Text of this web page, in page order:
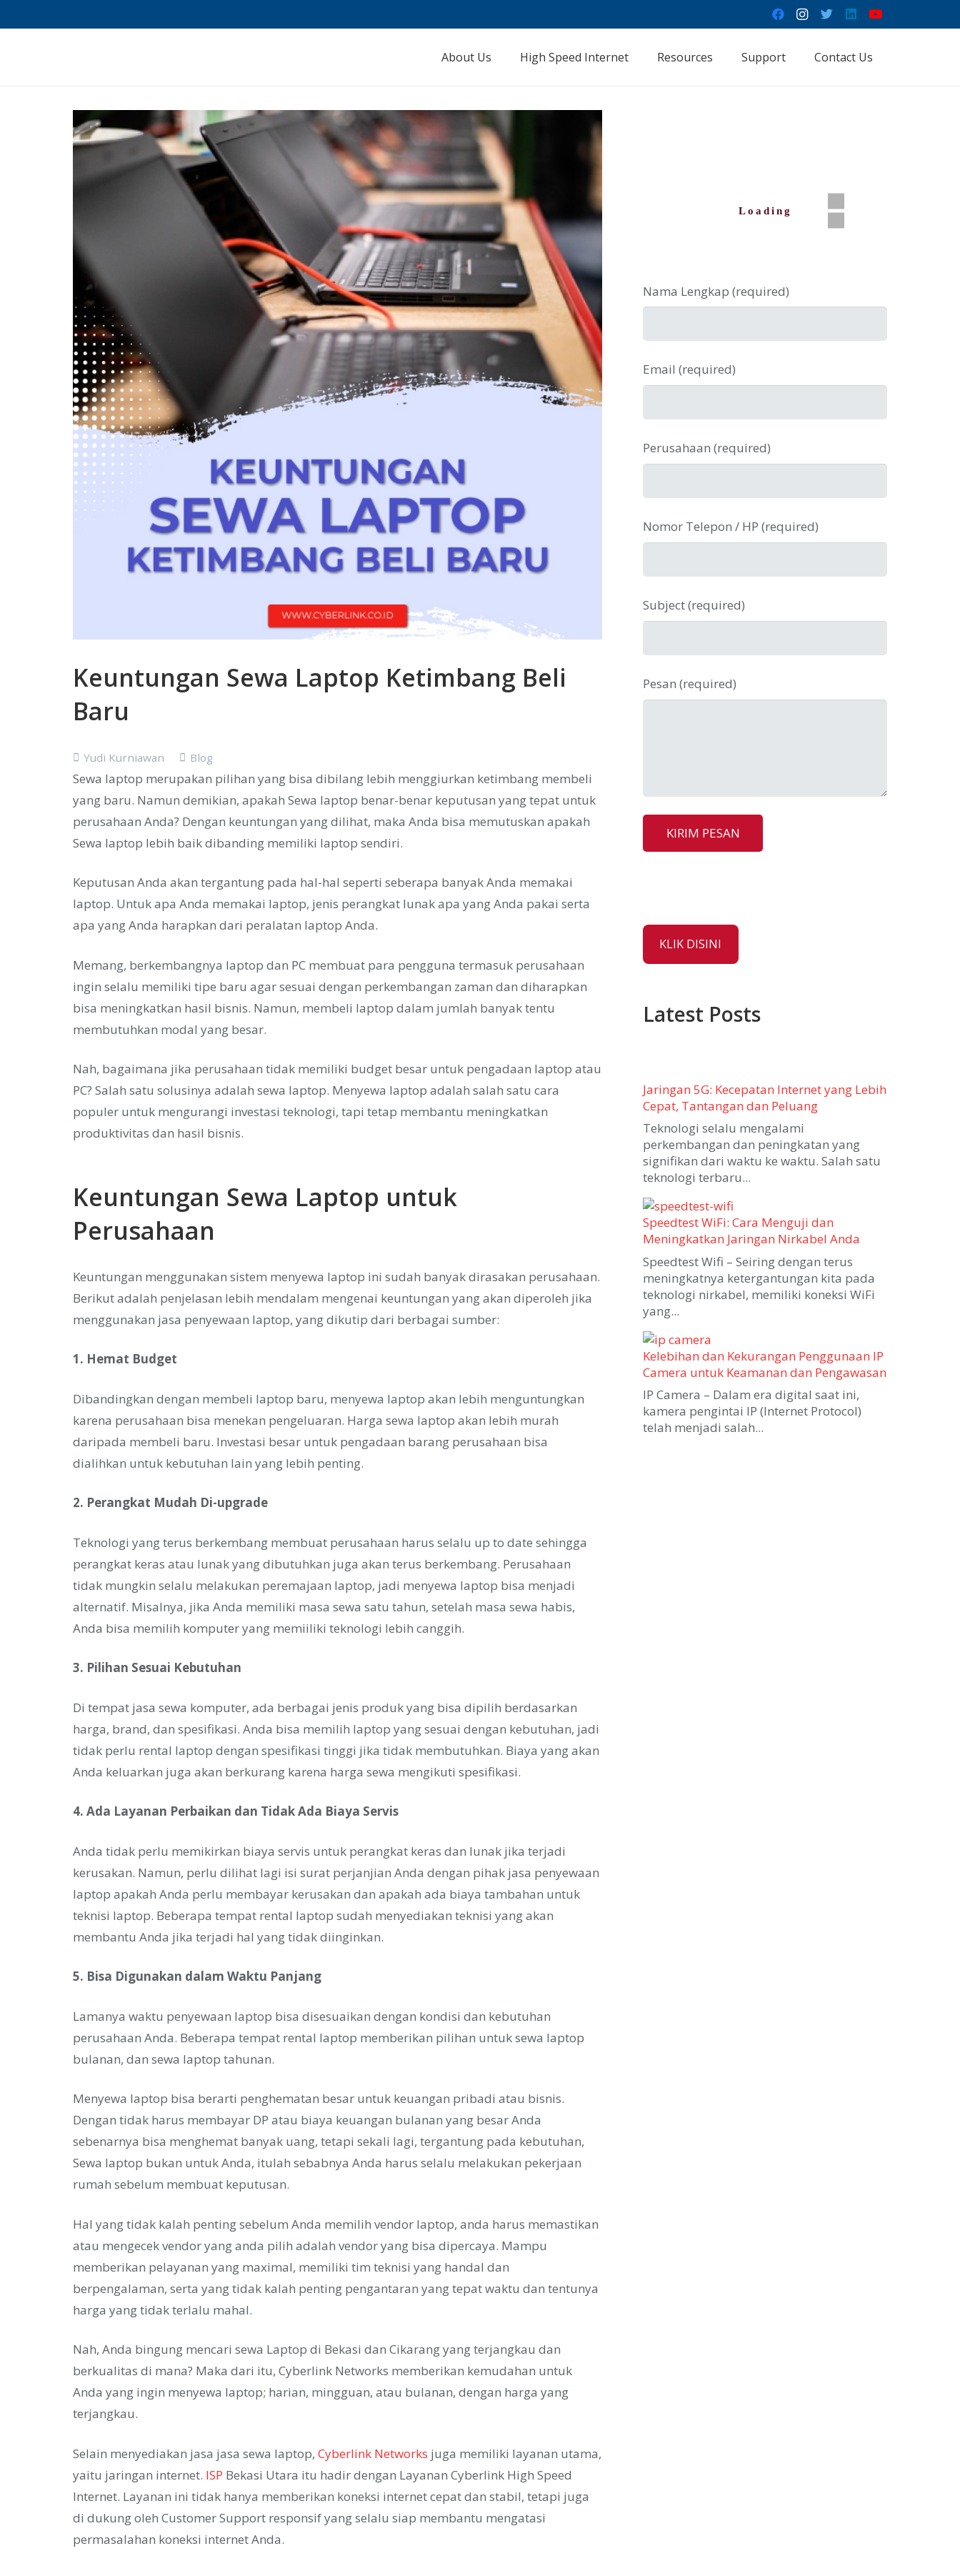
About Us High Speed Internet Resources Support Contact Us
Keuntungan Sewa Laptop Ketimbang Beli
Baru
Yudi Kurniawan Blog
Sewa laptop merupakan pilihan yang bisa dibilang lebih menggiurkan ketimbang membeli
yang baru. Namun demikian, apakah Sewa laptop benar-benar keputusan yang tepat untuk
perusahaan Anda? Dengan keuntungan yang dilihat, maka Anda bisa memutuskan apakah
Sewa laptop lebih baik dibanding memiliki laptop sendiri.
Keputusan Anda akan tergantung pada hal-hal seperti seberapa banyak Anda memakai
laptop. Untuk apa Anda memakai laptop, jenis perangkat lunak apa yang Anda pakai serta
apa yang Anda harapkan dari peralatan laptop Anda.
Memang, berkembangnya laptop dan PC membuat para pengguna termasuk perusahaan
ingin selalu memiliki tipe baru agar sesuai dengan perkembangan zaman dan diharapkan
bisa meningkatkan hasil bisnis. Namun, membeli laptop dalam jumlah banyak tentu
membutuhkan modal yang besar.
Nah, bagaimana jika perusahaan tidak memiliki budget besar untuk pengadaan laptop atau
PC? Salah satu solusinya adalah sewa laptop. Menyewa laptop adalah salah satu cara
populer untuk mengurangi investasi teknologi, tapi tetap membantu meningkatkan
produktivitas dan hasil bisnis.
Keuntungan Sewa Laptop untuk
Perusahaan
Keuntungan menggunakan sistem menyewa laptop ini sudah banyak dirasakan perusahaan.
Berikut adalah penjelasan lebih mendalam mengenai keuntungan yang akan diperoleh jika
menggunakan jasa penyewaan laptop, yang dikutip dari berbagai sumber:
1. Hemat Budget
Dibandingkan dengan membeli laptop baru, menyewa laptop akan lebih menguntungkan
karena perusahaan bisa menekan pengeluaran. Harga sewa laptop akan lebih murah
daripada membeli baru. Investasi besar untuk pengadaan barang perusahaan bisa
dialihkan untuk kebutuhan lain yang lebih penting.
2. Perangkat Mudah Di-upgrade
Teknologi yang terus berkembang membuat perusahaan harus selalu up to date sehingga
perangkat keras atau lunak yang dibutuhkan juga akan terus berkembang. Perusahaan
tidak mungkin selalu melakukan peremajaan laptop, jadi menyewa laptop bisa menjadi
alternatif. Misalnya, jika Anda memiliki masa sewa satu tahun, setelah masa sewa habis,
Anda bisa memilih komputer yang memiiliki teknologi lebih canggih.
3. Pilihan Sesuai Kebutuhan
Di tempat jasa sewa komputer, ada berbagai jenis produk yang bisa dipilih berdasarkan
harga, brand, dan spesifikasi. Anda bisa memilih laptop yang sesuai dengan kebutuhan, jadi
tidak perlu rental laptop dengan spesifikasi tinggi jika tidak membutuhkan. Biaya yang akan
Anda keluarkan juga akan berkurang karena harga sewa mengikuti spesifikasi.
4. Ada Layanan Perbaikan dan Tidak Ada Biaya Servis
Anda tidak perlu memikirkan biaya servis untuk perangkat keras dan lunak jika terjadi
kerusakan. Namun, perlu dilihat lagi isi surat perjanjian Anda dengan pihak jasa penyewaan
laptop apakah Anda perlu membayar kerusakan dan apakah ada biaya tambahan untuk
teknisi laptop. Beberapa tempat rental laptop sudah menyediakan teknisi yang akan
membantu Anda jika terjadi hal yang tidak diinginkan.
5. Bisa Digunakan dalam Waktu Panjang
Lamanya waktu penyewaan laptop bisa disesuaikan dengan kondisi dan kebutuhan
perusahaan Anda. Beberapa tempat rental laptop memberikan pilihan untuk sewa laptop
bulanan, dan sewa laptop tahunan.
Menyewa laptop bisa berarti penghematan besar untuk keuangan pribadi atau bisnis.
Dengan tidak harus membayar DP atau biaya keuangan bulanan yang besar Anda
sebenarnya bisa menghemat banyak uang, tetapi sekali lagi, tergantung pada kebutuhan,
Sewa laptop bukan untuk Anda, itulah sebabnya Anda harus selalu melakukan pekerjaan
rumah sebelum membuat keputusan.
Hal yang tidak kalah penting sebelum Anda memilih vendor laptop, anda harus memastikan
atau mengecek vendor yang anda pilih adalah vendor yang bisa dipercaya. Mampu
memberikan pelayanan yang maximal, memiliki tim teknisi yang handal dan
berpengalaman, serta yang tidak kalah penting pengantaran yang tepat waktu dan tentunya
harga yang tidak terlalu mahal.
Nah, Anda bingung mencari sewa Laptop di Bekasi dan Cikarang yang terjangkau dan
berkualitas di mana? Maka dari itu, Cyberlink Networks memberikan kemudahan untuk
Anda yang ingin menyewa laptop; harian, mingguan, atau bulanan, dengan harga yang
terjangkau.
Selain menyediakan jasa jasa sewa laptop, Cyberlink Networks juga memiliki layanan utama,
yaitu jaringan internet. ISP Bekasi Utara itu hadir dengan Layanan Cyberlink High Speed
Internet. Layanan ini tidak hanya memberikan koneksi internet cepat dan stabil, tetapi juga
di dukung oleh Customer Support responsif yang selalu siap membantu mengatasi
permasalahan koneksi internet Anda.
Loading
Nama Lengkap (required)
Email (required)
Perusahaan (required)
Nomor Telepon / HP (required)
Subject (required)
Pesan (required)
KLIK DISINI
Latest Posts
Jaringan 5G: Kecepatan Internet yang Lebih
Cepat, Tantangan dan Peluang
Teknologi selalu mengalami
perkembangan dan peningkatan yang
signifikan dari waktu ke waktu. Salah satu
teknologi terbaru...
Speedtest WiFi: Cara Menguji dan
Meningkatkan Jaringan Nirkabel Anda
Speedtest Wifi – Seiring dengan terus
meningkatnya ketergantungan kita pada
teknologi nirkabel, memiliki koneksi WiFi
yang...
Kelebihan dan Kekurangan Penggunaan IP
Camera untuk Keamanan dan Pengawasan
IP Camera – Dalam era digital saat ini,
kamera pengintai IP (Internet Protocol)
telah menjadi salah...